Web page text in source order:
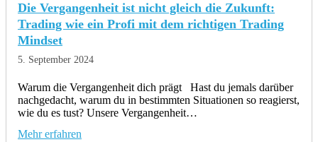
Die Vergangenheit ist nicht gleich die Zukunft:
Trading wie ein Profi mit dem richtigen Trading
Mindset
5. September 2024
Warum die Vergangenheit dich prägt Hast du jemals darüber
nachgedacht, warum du in bestimmten Situationen so reagierst,
wie du es tust? Unsere Vergangenheit…
Mehr erfahren